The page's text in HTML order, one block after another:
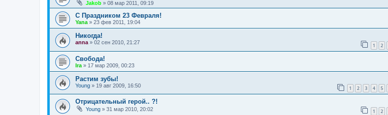
Jakob » 08 мар 2011, 09:19
С Праздником 23 Февраля!
Yana » 23 фев 2011, 19:04
Никогда!
anna » 02 сен 2010, 21:27 1 2
Свобода!
Ira » 17 мар 2009, 00:23
Растим зубы!
Young » 19 авг 2009, 16:50 1 2 3 4 5
Отрицательный герой.. ?!
Young » 31 мар 2010, 20:02 1 2